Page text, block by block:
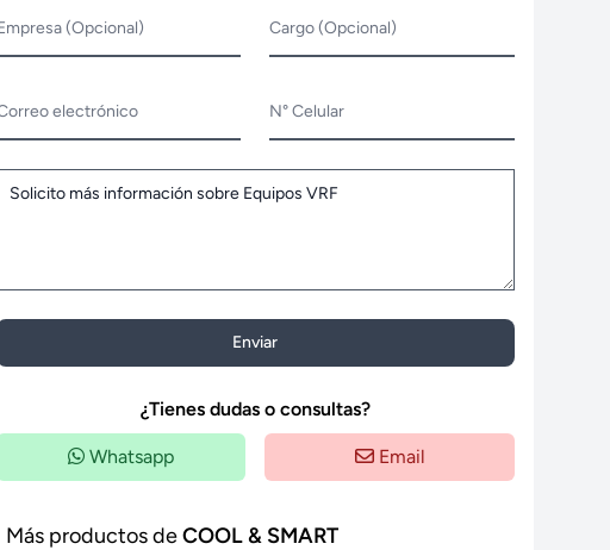
(Opcional) Cargo (Opcional)
electrónico N° Celular
Enviar
¿Tienes dudas o consultas?
Whatsapp Email
Más productos deCOOL & SMART